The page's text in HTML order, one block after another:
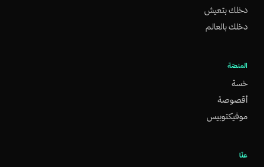
دخلك بتعيش
دخلك بالعالم
المنصّة
خسة
أقصوصة
موفيكتوبيس
عنّا